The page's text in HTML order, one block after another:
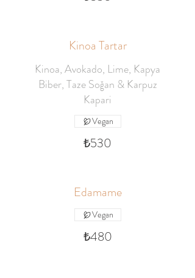
Kinoa Tartar
Kinoa, Avokado, Lime, Kapya
Biber, Taze Soğan & Karpuz
Kapari
₺530
Vegan
Edamame
₺480
Vegan